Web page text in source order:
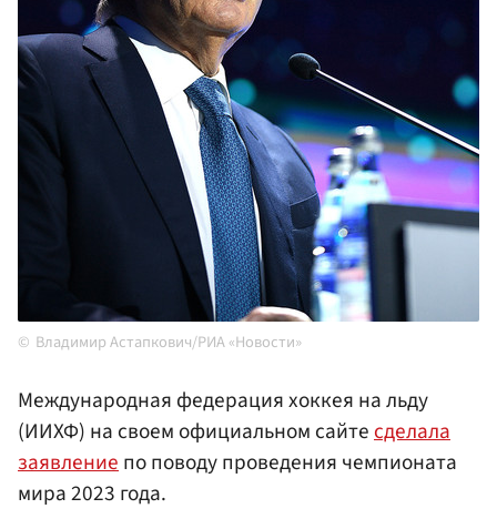
Владимир Астапкович/РИА «Новости»
Международная федерация хоккея на льду
(ИИХФ) на своем официальном сайтесделала
заявлениепо поводу проведения чемпионата
мира 2023 года.